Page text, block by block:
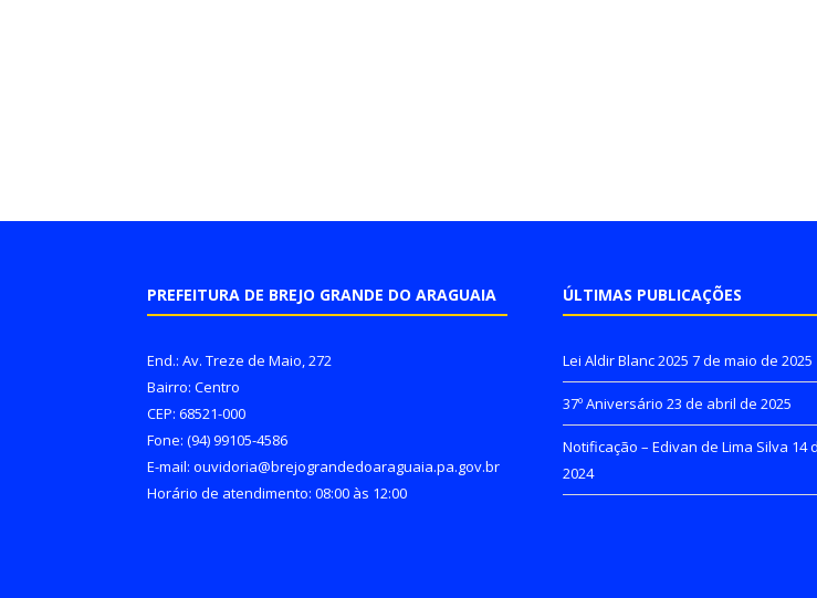
PREFEITURA DE BREJO GRANDE DO ARAGUAIA
End.: Av. Treze de Maio, 272
Bairro: Centro
CEP: 68521-000
Fone: (94) 99105-4586
E-mail: ouvidoria@brejograndedoaraguaia.pa.gov.br
Horário de atendimento: 08:00 às 12:00
ÚLTIMAS PUBLICAÇÕES
Lei Aldir Blanc 2025 7 de maio de 2025
37º Aniversário 23 de abril de 2025
Notificação – Edivan de Lima Silva 14
2024